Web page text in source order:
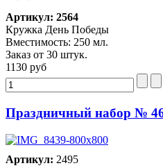
Артикул: 2564
Кружка День Победы
Вместимость: 250 мл.
Заказ от 30 штук.
1130 руб
Праздничный набор №
Артикул: 2495